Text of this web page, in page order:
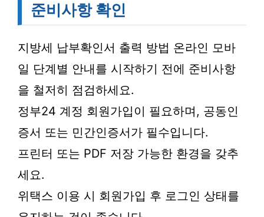
준비사항 확인
지방세 납부확인서 출력 방법 온라인 모바
일 단계별 안내를 시작하기 전에 준비사항
을 철저히 점검하세요.
정부24 계정 회원가입이 필요하며, 공동인
증서 또는 민간인증서가 필수입니다.
프린터 또는 PDF 저장 가능한 환경을 갖추
세요.
위택스 이용 시 회원가입 후 로그인 상태를